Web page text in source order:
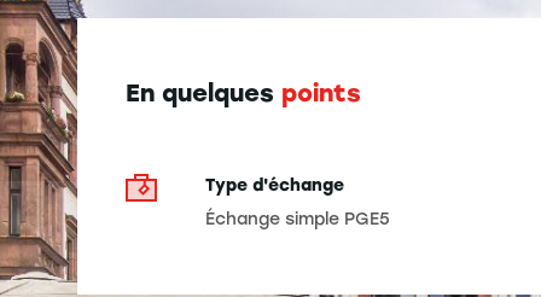
En quelques points
Type d'échange
Échange simple PGE5